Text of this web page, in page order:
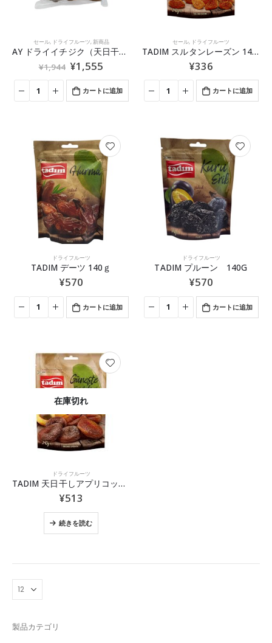
セール, ドライフルーツ,新商品
AY ドライイチジク（天日干しイチジク） 500g
¥1,944 ¥1,555
カートに追加
セール, ドライフルーツ
TADIM スルタンレーズン 140g
¥336
カートに追加
ドライフルーツ
TADIM デーツ 140ｇ
¥570
カートに追加
ドライフルーツ
TADIM プルーン 140G
¥570
カートに追加
在庫切れ
ドライフルーツ
TADIM 天日干しアプリコット 140ｇ
¥513
続きを読む
製品カテゴリ